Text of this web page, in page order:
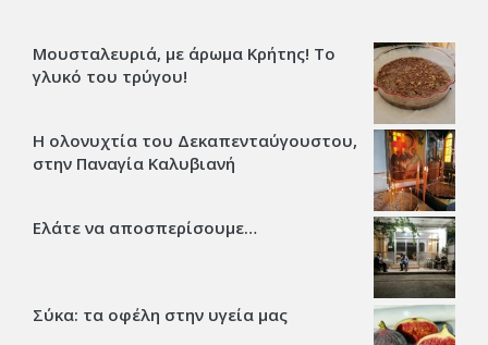
Μουσταλευριά, με άρωμα Κρήτης! Το
γλυκό του τρύγου!
Η ολονυχτία του Δεκαπενταύγουστου,
στην Παναγία Καλυβιανή
Ελάτε να αποσπερίσουμε…
Σύκα: τα οφέλη στην υγεία μας